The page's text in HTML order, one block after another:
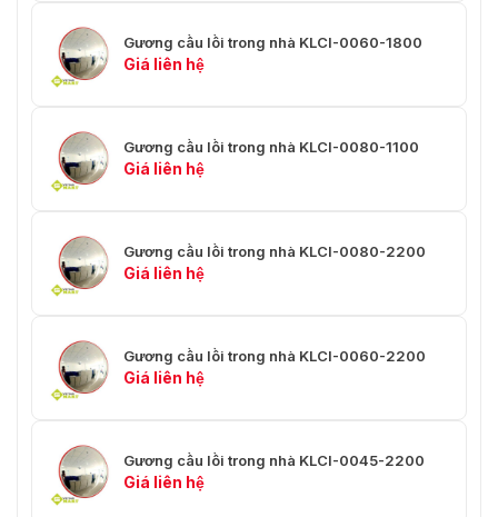
Gương cầu lồi trong nhà KLCI-0060-1800
Giá liên hệ
Gương cầu lồi trong nhà KLCI-0080-1100
Giá liên hệ
Gương cầu lồi trong nhà KLCI-0080-2200
Giá liên hệ
Gương cầu lồi trong nhà KLCI-0060-2200
Giá liên hệ
Gương cầu lồi trong nhà KLCI-0045-2200
Giá liên hệ